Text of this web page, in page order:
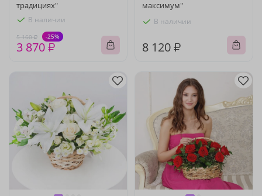
традициях"
В наличии
5 160 ₽ -25%
3 870 ₽
максимум"
В наличии
8 120 ₽